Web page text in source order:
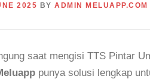
2025 BY ADMIN MELUAPP.COM
saat mengisi TTS Pintar
punya solusi lengkap